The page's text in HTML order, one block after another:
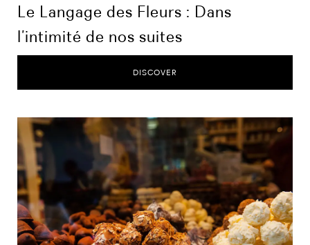
Le Langage des Fleurs : Dans
l’intimité de nos suites
DISCOVER